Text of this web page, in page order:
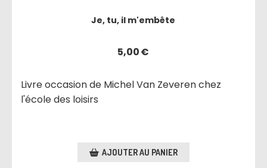
Je, tu, il m'embête
5,00€
Livre occasion de Michel Van Zeveren chez
l'école des loisirs
AJOUTER AU PANIER